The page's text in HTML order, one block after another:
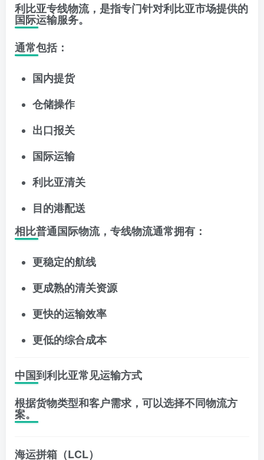
利比亚专线物流，是指专门针对利比亚市场提供的
国际运输服务。
通常包括：
国内提货
仓储操作
出口报关
国际运输
利比亚清关
目的港配送
相比普通国际物流，专线物流通常拥有：
更稳定的航线
更成熟的清关资源
更快的运输效率
更低的综合成本
中国到利比亚常见运输方式
根据货物类型和客户需求，可以选择不同物流方
案。
海运拼箱（LCL）